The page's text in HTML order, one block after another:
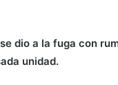
dio a la fuga con
unidad.